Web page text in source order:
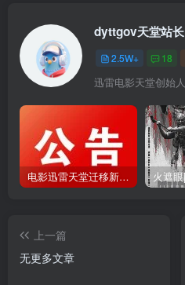
dyttgov天堂站长
2.5W+ 18
电影迅雷天堂迁移新服务器,正常更新，维护完毕!
上一篇
无更多文章